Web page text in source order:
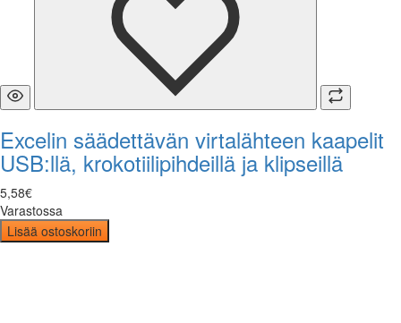
Excelin säädettävän virtalähteen kaapelit
USB:llä, krokotiilipihdeillä ja klipseillä
5,58€
Varastossa
Lisää ostoskoriin